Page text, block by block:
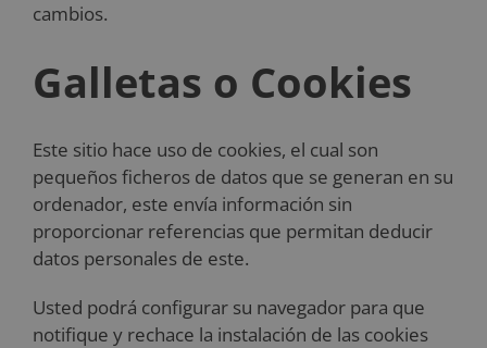
cambios.
Galletas o Cookies
Este sitio hace uso de cookies, el cual son
pequeños ficheros de datos que se generan en su
ordenador, este envía información sin
proporcionar referencias que permitan deducir
datos personales de este.
Usted podrá configurar su navegador para que
notifique y rechace la instalación de las cookies